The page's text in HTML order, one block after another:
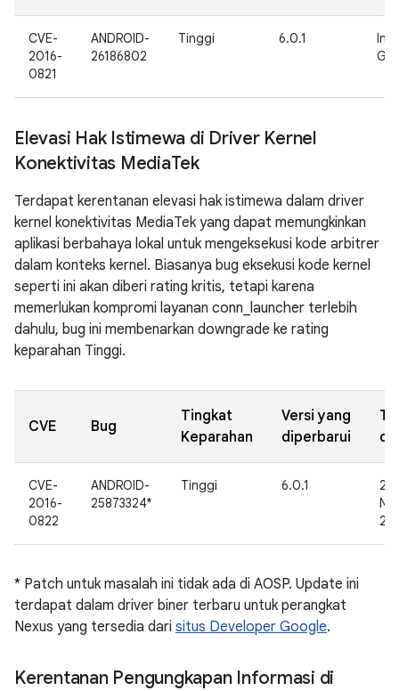
CVE-
2016-
0821
ANDROID-
26186802
Tinggi 6.0.1
Elevasi Hak Istimewa di Driver Kernel
Konektivitas MediaTek
Terdapat kerentanan elevasi hak istimewa dalam driver
kernel konektivitas MediaTek yang dapat memungkinkan
aplikasi berbahaya lokal untuk mengeksekusi kode arbitrer
dalam konteks kernel. Biasanya bug eksekusi kode kernel
seperti ini akan diberi rating kritis, tetapi karena
memerlukan kompromi layanan conn_launcher terlebih
dahulu, bug ini membenarkan downgrade ke rating
keparahan Tinggi.
CVE Bug
Tingkat
Keparahan
Versi yang
diperbarui
CVE-
2016-
0822
ANDROID-
25873324*
Tinggi 6.0.1
24
* Patch untuk masalah ini tidak ada di AOSP. Update ini
terdapat dalam driver biner terbaru untuk perangkat
Nexus yang tersedia dari situs Developer Google.
Kerentanan Pengungkapan Informasi di